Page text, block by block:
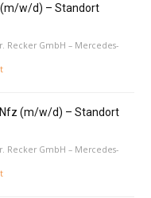
w/d) – Standort
Recker GmbH – Mercedes-
(m/w/d) – Standort
Recker GmbH – Mercedes-